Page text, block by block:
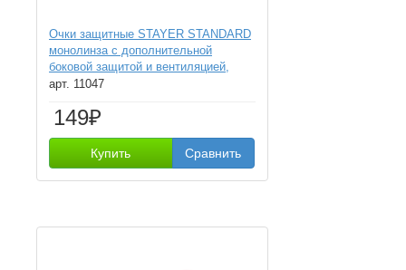
Очки защитные STAYER STANDARD
монолинза с дополнительной
боковой защитой и вентиляцией,
открытого типа
арт. 11047
149₽
Купить Сравнить